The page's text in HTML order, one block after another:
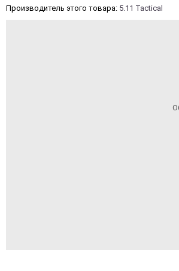
Производитель этого товара: 5.11 Tactical